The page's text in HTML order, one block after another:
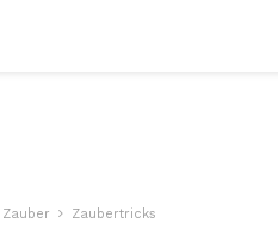
Zauber Zaubertricks